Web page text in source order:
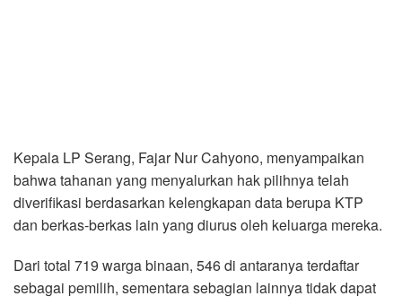
Kepala LP Serang, Fajar Nur Cahyono, menyampaikan
bahwa tahanan yang menyalurkan hak pilihnya telah
diverifikasi berdasarkan kelengkapan data berupa KTP
dan berkas-berkas lain yang diurus oleh keluarga mereka.
Dari total 719 warga binaan, 546 di antaranya terdaftar
sebagai pemilih, sementara sebagian lainnya tidak dapat